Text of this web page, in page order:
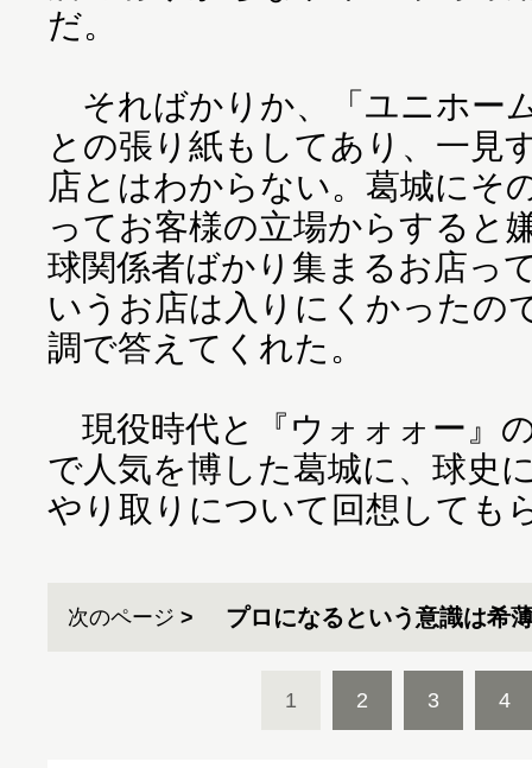
だ。
そればかりか、「ユニホー
との張り紙もしてあり、一見
店とはわからない。葛城にそ
ってお客様の立場からすると
球関係者ばかり集まるお店っ
いうお店は入りにくかったの
調で答えてくれた。
現役時代と『ウォォォー』
で人気を博した葛城に、球史
やり取りについて回想しても
次のページ プロになるという意識は希
1 2 3 4